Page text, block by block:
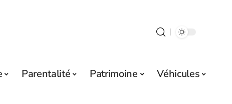
Parentalité Patrimoine Véhicules